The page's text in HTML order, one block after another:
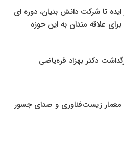
ایده تا شرکت دانش بنیان، دوره ای
علاقه مندان به این حوزه
دکتر بهزاد قره‌یاضی
معمار زیست‌فناوری و صدای جسور